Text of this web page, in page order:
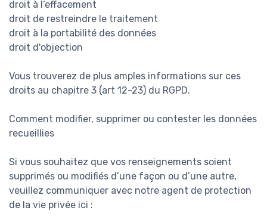
droit à l’effacement
droit de restreindre le traitement
droit à la portabilité des données
droit d'objection
Vous trouverez de plus amples informations sur ces
droits au chapitre 3 (art 12-23) du RGPD.
Comment modifier, supprimer ou contester les données
recueillies
Si vous souhaitez que vos renseignements soient
supprimés ou modifiés d’une façon ou d’une autre,
veuillez communiquer avec notre agent de protection
de la vie privée ici :